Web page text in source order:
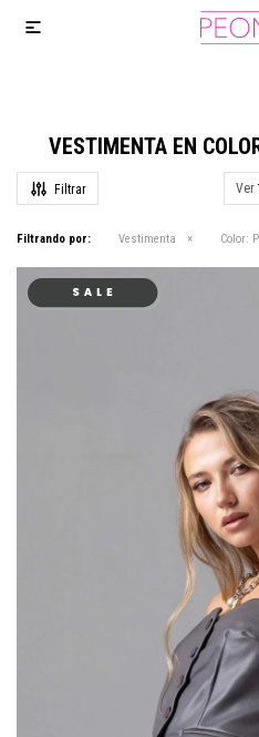

VESTIMENTA EN
Ver
Filtrando por: Vestimenta Color: